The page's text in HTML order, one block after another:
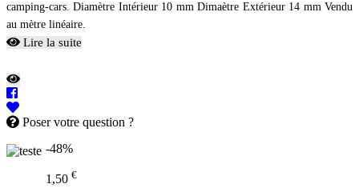
camping-cars. Diamètre Intérieur 10 mm Dimaètre Extérieur 14 mm Vendu
au mètre linéaire.
Lire la suite
Poser votre question ?
-48%
1,50 €